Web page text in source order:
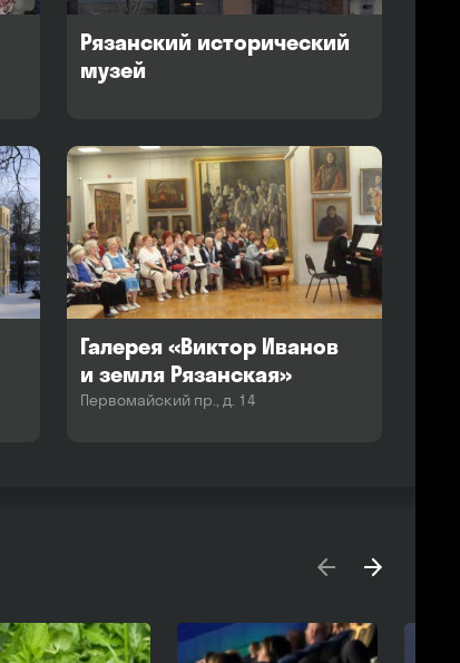
Рязанский исторический
музей
Галерея «Виктор Иванов
и земля Рязанская»
Первомайский пр., д. 14